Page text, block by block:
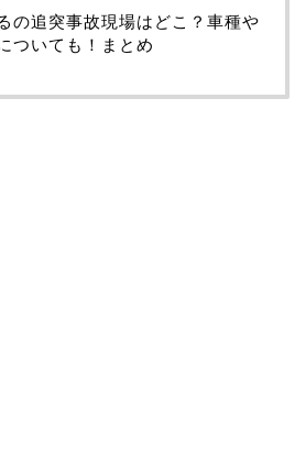
の追突事故現場はどこ？車種や
ついても！まとめ